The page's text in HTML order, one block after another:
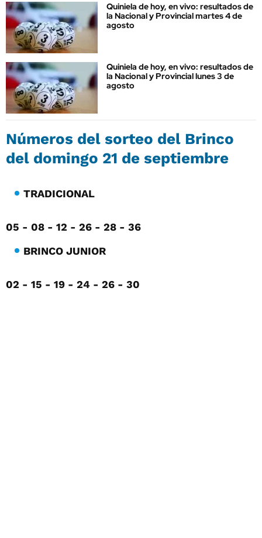
Quiniela de hoy, en vivo: resultados de
la Nacional y Provincial martes 4 de
agosto
Quiniela de hoy, en vivo: resultados de
la Nacional y Provincial lunes 3 de
agosto
Números del sorteo del Brinco
del domingo 21 de septiembre
TRADICIONAL
05 - 08 - 12 - 26 - 28 - 36
BRINCO JUNIOR
02 - 15 - 19 - 24 - 26 - 30